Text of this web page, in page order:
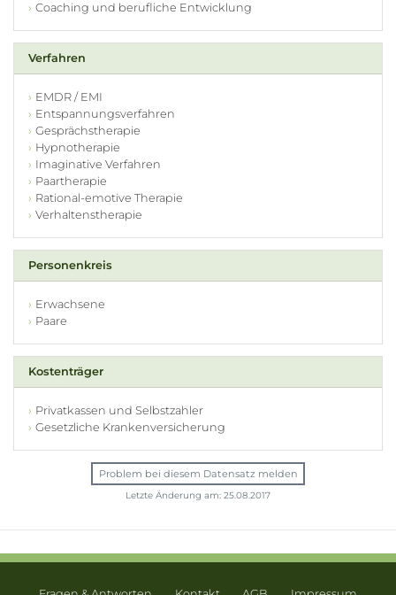
Coaching und berufliche Entwicklung
Verfahren
EMDR / EMI
Entspannungsverfahren
Gesprächstherapie
Hypnotherapie
Imaginative Verfahren
Paartherapie
Rational-emotive Therapie
Verhaltenstherapie
Personenkreis
Erwachsene
Paare
Kostenträger
Privatkassen und Selbstzahler
Gesetzliche Krankenversicherung
Problem bei diesem Datensatz melden
Letzte Änderung am: 25.08.2017